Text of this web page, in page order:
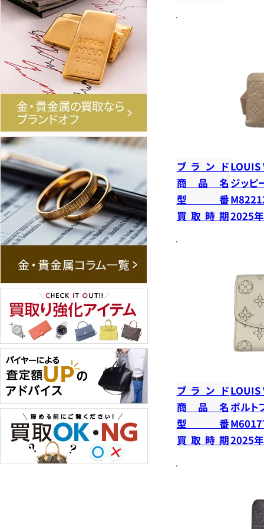
ブランドLOUIS
商品名 ジッピ
型番
買取時期2025
ブランドLOUIS
商品名ポルト
型番
買取時期2025